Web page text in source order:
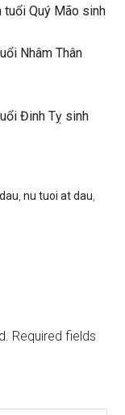
Quý Mão sinh
Nhâm Thân
Đinh Tỵ sinh
,nu tuoi at dau
Required fields